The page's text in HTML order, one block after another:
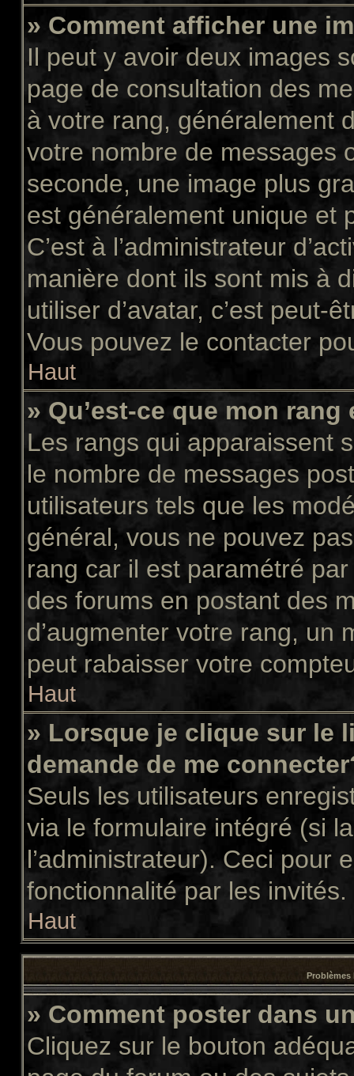
» Comment afficher une
Il peut y avoir deux images
page de consultation des
à votre rang, généralement
votre nombre de messages
seconde, une image plus
est généralement unique et
C’est à l’administrateur
manière dont ils sont mis à
utiliser d’avatar, c’est peut-
Vous pouvez le contacter
Haut
» Qu’est-ce que mon
Les rangs qui apparaissent
le nombre de messages
utilisateurs tels que les
général, vous ne pouvez
rang car il est paramétré
des forums en postant des
d’augmenter votre rang, un
peut rabaisser votre
Haut
» Lorsque je clique sur le
demande de me
Seuls les utilisateurs
via le formulaire intégré (si
l’administrateur). Ceci pour
fonctionnalité par les invités.
Haut
Problèmes
» Comment poster dans
Cliquez sur le bouton